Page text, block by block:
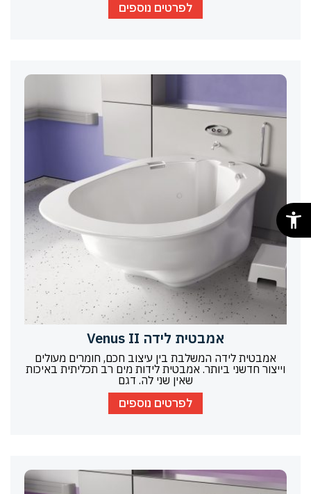
לפרטים נוספים
אמבטית לידה Venus II
אמבטית לידה המשלבת בין עיצוב חכם, חומרים מעולים
וייצור חדשני ביותר. אמבטית לידות מים רב תכליתית באיכות
שאין שני לה. דגם
לפרטים נוספים